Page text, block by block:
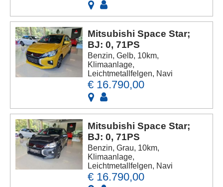
Mitsubishi Space Star;
BJ: 0, 71PS
Benzin, Gelb, 10km,
Klimaanlage,
Leichtmetallfelgen, Navi
€ 16.790,00
Mitsubishi Space Star;
BJ: 0, 71PS
Benzin, Grau, 10km,
Klimaanlage,
Leichtmetallfelgen, Navi
€ 16.790,00